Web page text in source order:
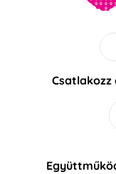
Csatlakozz